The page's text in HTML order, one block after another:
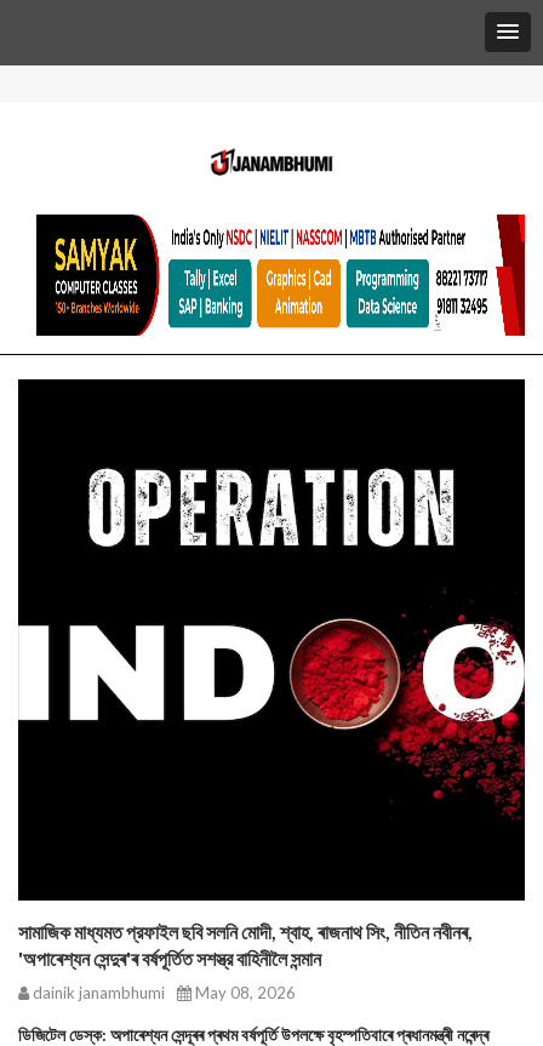
সামাজিক মাধ্যমত প্রফাইল ছবি সলনি মোদী, শ্বাহ, ৰাজনাথ সিং, নীতিন নবীনৰ,
'অপাৰেশ্যন সেন্দুৰ'ৰ বর্ষপূর্তিত সশস্ত্র বাহিনীলৈ সন্মান
dainik janambhumi May 08, 2026
ডিজিটেল ডেস্ক: অপাৰেশ্যন সেন্দূৰৰ প্ৰথম বৰ্ষপূর্তি উপলক্ষে বৃহস্পতিবাৰে প্ৰধানমন্ত্ৰী নৰেন্দ্ৰ